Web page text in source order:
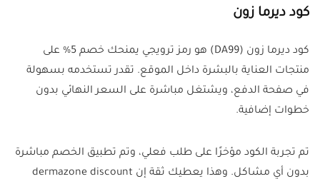
كود ديرما زون
كود ديرما زون (DA99) هو رمز ترويجي يمنحك خصم 5% على
منتجات العناية بالبشرة داخل الموقع. تقدر تستخدمه بسهولة
في صفحة الدفع، ويشتغل مباشرة على السعر النهائي بدون
خطوات إضافية.
تم تجربة الكود مؤخرًا على طلب فعلي، وتم تطبيق الخصم مباشرة
بدون أي مشاكل. وهذا يعطيك ثقة إن dermazone discount